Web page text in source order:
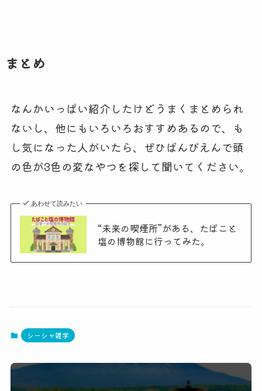
まとめ
なんかいっぱい紹介したけどうまくまとめられ
ないし、他にもいろいろおすすめあるので、も
し気になった人がいたら、ぜひばんびえんで頭
の色が3色の変なやつを探して聞いてください。
あわせて読みたい
“未来の喫煙所”がある、たばこと
塩の博物館に行ってみた。
シーシャ雑学